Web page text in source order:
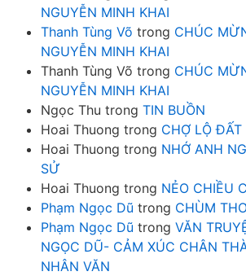
NGUYỄN MINH KHAI
Thanh Tùng Võ trong CHÚC
NGUYỄN MINH KHAI
Thanh Tùng Võ trong CHÚC
NGUYỄN MINH KHAI
Ngọc Thu trong TIN BUỒN
Hoai Thuong trong CHỢ LỘ ĐẤT
Hoai Thuong trong NHỚ ANH
SỬ
Hoai Thuong trong NẺO CHIỀU
Phạm Ngọc Dũ trong CHÙM
Phạm Ngọc Dũ trong VĂN
NGỌC DŨ- CẢM XÚC CHÂN
NHÂN VĂN